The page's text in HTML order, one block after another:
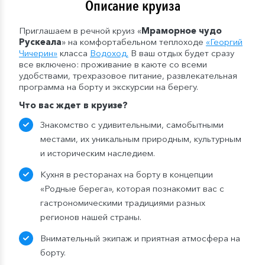
Описание круиза
Приглашаем в речной круиз «Мраморное чудо
Рускеала» на комфортабельном теплоходе «Георгий
Чичерин» класса Водоход. В ваш отдых будет сразу
все включено: проживание в каюте со всеми
удобствами, трехразовое питание, развлекательная
программа на борту и экскурсии на берегу.
Что вас ждет в круизе?
Знакомство с удивительными, самобытными
местами, их уникальным природным, культурным
и историческим наследием.
Кухня в ресторанах на борту в концепции
«Родные берега», которая познакомит вас с
гастрономическими традициями разных
регионов нашей страны.
Внимательный экипаж и приятная атмосфера на
борту.